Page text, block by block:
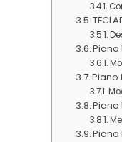
Piano
Piano
Piano
Piano